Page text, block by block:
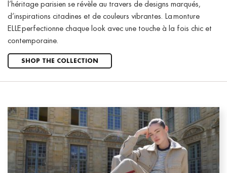
l’héritage parisien se révèle au travers de designs marqués,
d’inspirations citadines et de couleurs vibrantes. La monture
ELLE perfectionne chaque look avec une touche à la fois chic et
contemporaine.
SHOP THE COLLECTION